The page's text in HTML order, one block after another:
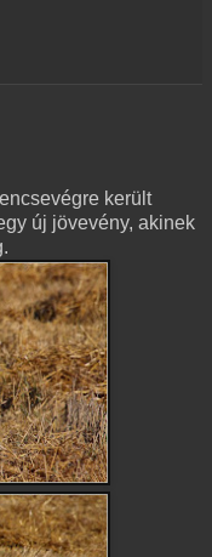
került
új jövevény, akinek